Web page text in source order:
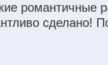
романтичные
сделано!